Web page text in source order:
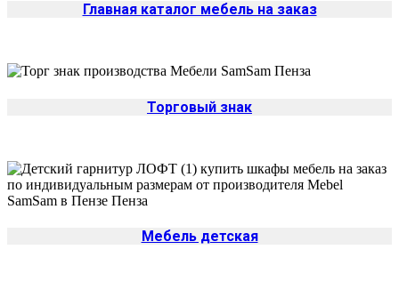
Главная каталог мебель на заказ
Торговый знак
Мебель детская